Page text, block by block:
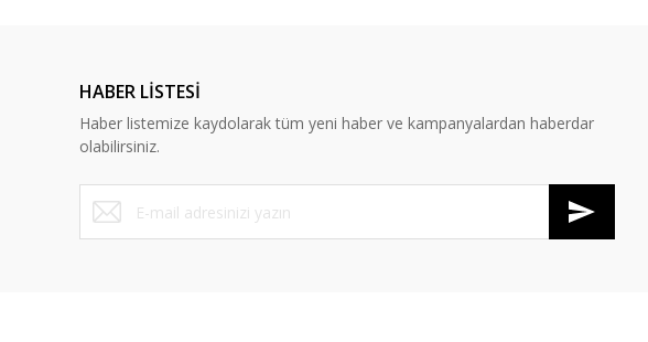
Ürün bilgilerinde hatalar bulunuyor.
Ürün fiyatı diğer sitelerden daha pahalı.
HABER LİSTESİ
Haber listemize kaydolarak tüm yeni haber ve kampanyalardan haberdar
olabilirsiniz.